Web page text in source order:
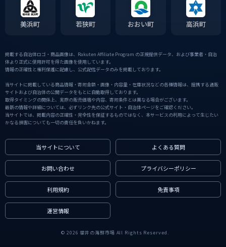
美浜町 若狭町 おおい町 高浜町
掲載する自治体ロゴ・商品画像は、Rakuten Affiliate Program の正規提供データ、および事業者・自治
体より正式に使用許可を得た画像を使用しています。
情報の正確性と権利保護に配慮し、公式配信データのみを掲載しております。
当サイトに掲載している商品情報・寄附金額・画像・内容量・在庫状況などの各種情報は、提携する通販
サイトおよび自治体の公開データをもとに自動取得しております。
取得タイミングの関係上、実際の販売価格や内容、寄附条件とは異なる場合がございます。
最新の情報や詳細については、必ずリンク先の公式サイト・自治体ページをご確認ください。
当サイトでは、掲載内容の正確性・完全性を保証するものではなく、本サービスの利用によって生じたい
かなる損害についても一切の責任を負いかねます。
当サイトについて よくある質問
お問い合わせ プライバシーポリシー
利用規約 免責事項
運営情報
© 2026 福井の海鮮市場 All Rights Reserved.